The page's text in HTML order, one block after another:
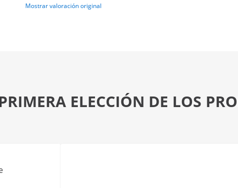
Mostrar valoración original
ELECCIÓN DE LOS